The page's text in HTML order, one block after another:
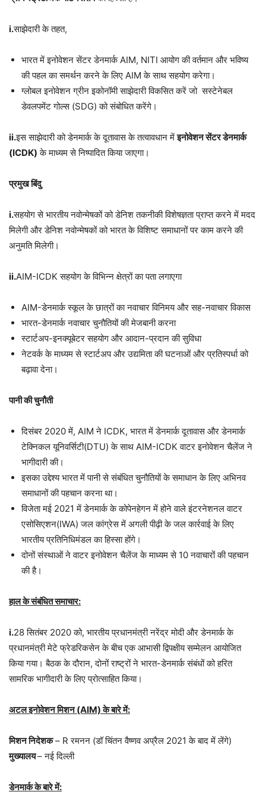
i.साझेदारी के तहत,
भारत में इनोवेशन सेंटर डेनमार्क AIM, NITI आयोग की वर्तमान और भविष्य
की पहल का समर्थन करने के लिए AIM के साथ सहयोग करेगा।
ग्लोबल इनोवेशन ग्रीन इकोनॉमी साझेदारी विकसित करें जो सस्टेनेबल
डेवलपमेंट गोल्स (SDG) को संबोधित करेंगे।
ii.इस साझेदारी को डेनमार्क के दूतावास के तत्वावधान मेंइनोवेशन सेंटर डेनमार्क
(ICDK) के माध्यम से निष्पादित किया जाएगा।
प्रमुख बिंदु
i.सहयोग से भारतीय नवोन्मेषकों को डेनिश तकनीकी विशेषज्ञता प्राप्त करने में मदद
मिलेगी और डेनिश नवोन्मेषकों को भारत के विशिष्ट समाधानों पर काम करने की
अनुमति मिलेगी।
ii.AIM-ICDK सहयोग के विभिन्न क्षेत्रों का पता लगाएगा
AIM-डेनमार्क स्कूल के छात्रों का नवाचार विनिमय और सह-नवाचार विकास
भारत-डेनमार्क नवाचार चुनौतियों की मेजबानी करना
स्टार्टअप-इनक्यूबेटर सहयोग और आदान-प्रदान की सुविधा
नेटवर्क के माध्यम से स्टार्टअप और उद्यमिता की घटनाओं और प्रतिस्पर्धा को
बढ़ावा देना।
पानी की चुनौती
दिसंबर 2020 में, AIM ने ICDK, भारत में डेनमार्क दूतावास और डेनमार्क
टेक्निकल यूनिवर्सिटी(DTU) के साथ AIM-ICDK वाटर इनोवेशन चैलेंज ने
भागीदारी की।
इसका उद्देश्य भारत में पानी से संबंधित चुनौतियों के समाधान के लिए अभिनव
समाधानों की पहचान करना था।
विजेता मई 2021 में डेनमार्क के कोपेनहेगन में होने वाले इंटरनेशनल वाटर
एसोसिएशन(IWA) जल कांग्रेस में अगली पीढ़ी के जल कार्रवाई के लिए
भारतीय प्रतिनिधिमंडल का हिस्सा होंगे।
दोनों संस्थाओं ने वाटर इनोवेशन चैलेंज के माध्यम से 10 नवाचारों की पहचान
की है।
हाल के संबंधित समाचार:
i.28 सितंबर 2020 को, भारतीय प्रधानमंत्री नरेंद्र मोदी और डेनमार्क के
प्रधानमंत्री मेटे फ्रेडरिकसेन के बीच एक आभासी द्विपक्षीय सम्मेलन आयोजित
किया गया। बैठक के दौरान, दोनों राष्ट्रों ने भारत-डेनमार्क संबंधों को हरित
सामरिक भागीदारी के लिए प्रोत्साहित किया।
अटल इनोवेशन मिशन (AIM) के बारे में:
मिशन निदेशक– R रमनन (डॉ चिंतन वैष्णव अप्रैल 2021 के बाद में लेंगे)
मुख्यालय– नई दिल्ली
डेनमार्क के बारे में: